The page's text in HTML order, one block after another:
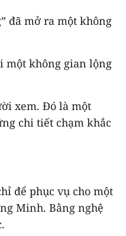
đã mở ra một không
một không gian lộng
xem. Đó là một
chi tiết chạm khắc
để phục vụ cho một
Minh. Bằng nghệ